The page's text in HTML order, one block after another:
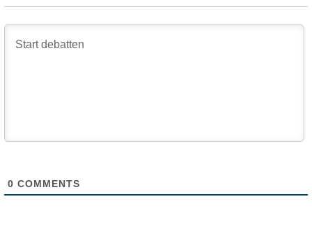
0 COMMENTS